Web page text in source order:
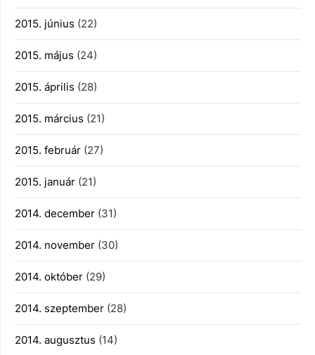
2015. június (22)
2015. május (24)
2015. április (28)
2015. március (21)
2015. február (27)
2015. január (21)
2014. december (31)
2014. november (30)
2014. október (29)
2014. szeptember (28)
2014. augusztus (14)